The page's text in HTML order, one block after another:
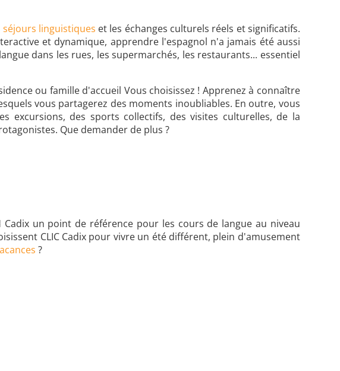
séjours linguistiques et les échanges culturels réels et significatifs.
et dynamique, apprendre l'espagnol n'a jamais été aussi
dans les rues, les supermarchés, les restaurants... essentiel
ou famille d'accueil Vous choisissez ! Apprenez à connaître
vous partagerez des moments inoubliables. En outre, vous
des sports collectifs, des visites culturelles, de la
Que demander de plus ?
un point de référence pour les cours de langue au niveau
CLIC Cadix pour vivre un été différent, plein d'amusement
?